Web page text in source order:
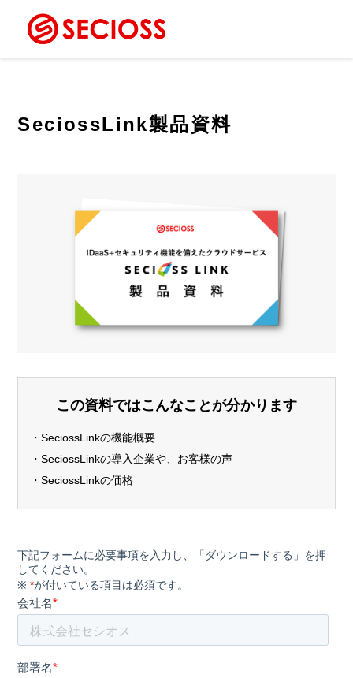
SeciossLink製品資料
この資料ではこんなことが分かります
・SeciossLinkの機能概要
・SeciossLinkの導入企業や、お客様の声
・SeciossLinkの価格